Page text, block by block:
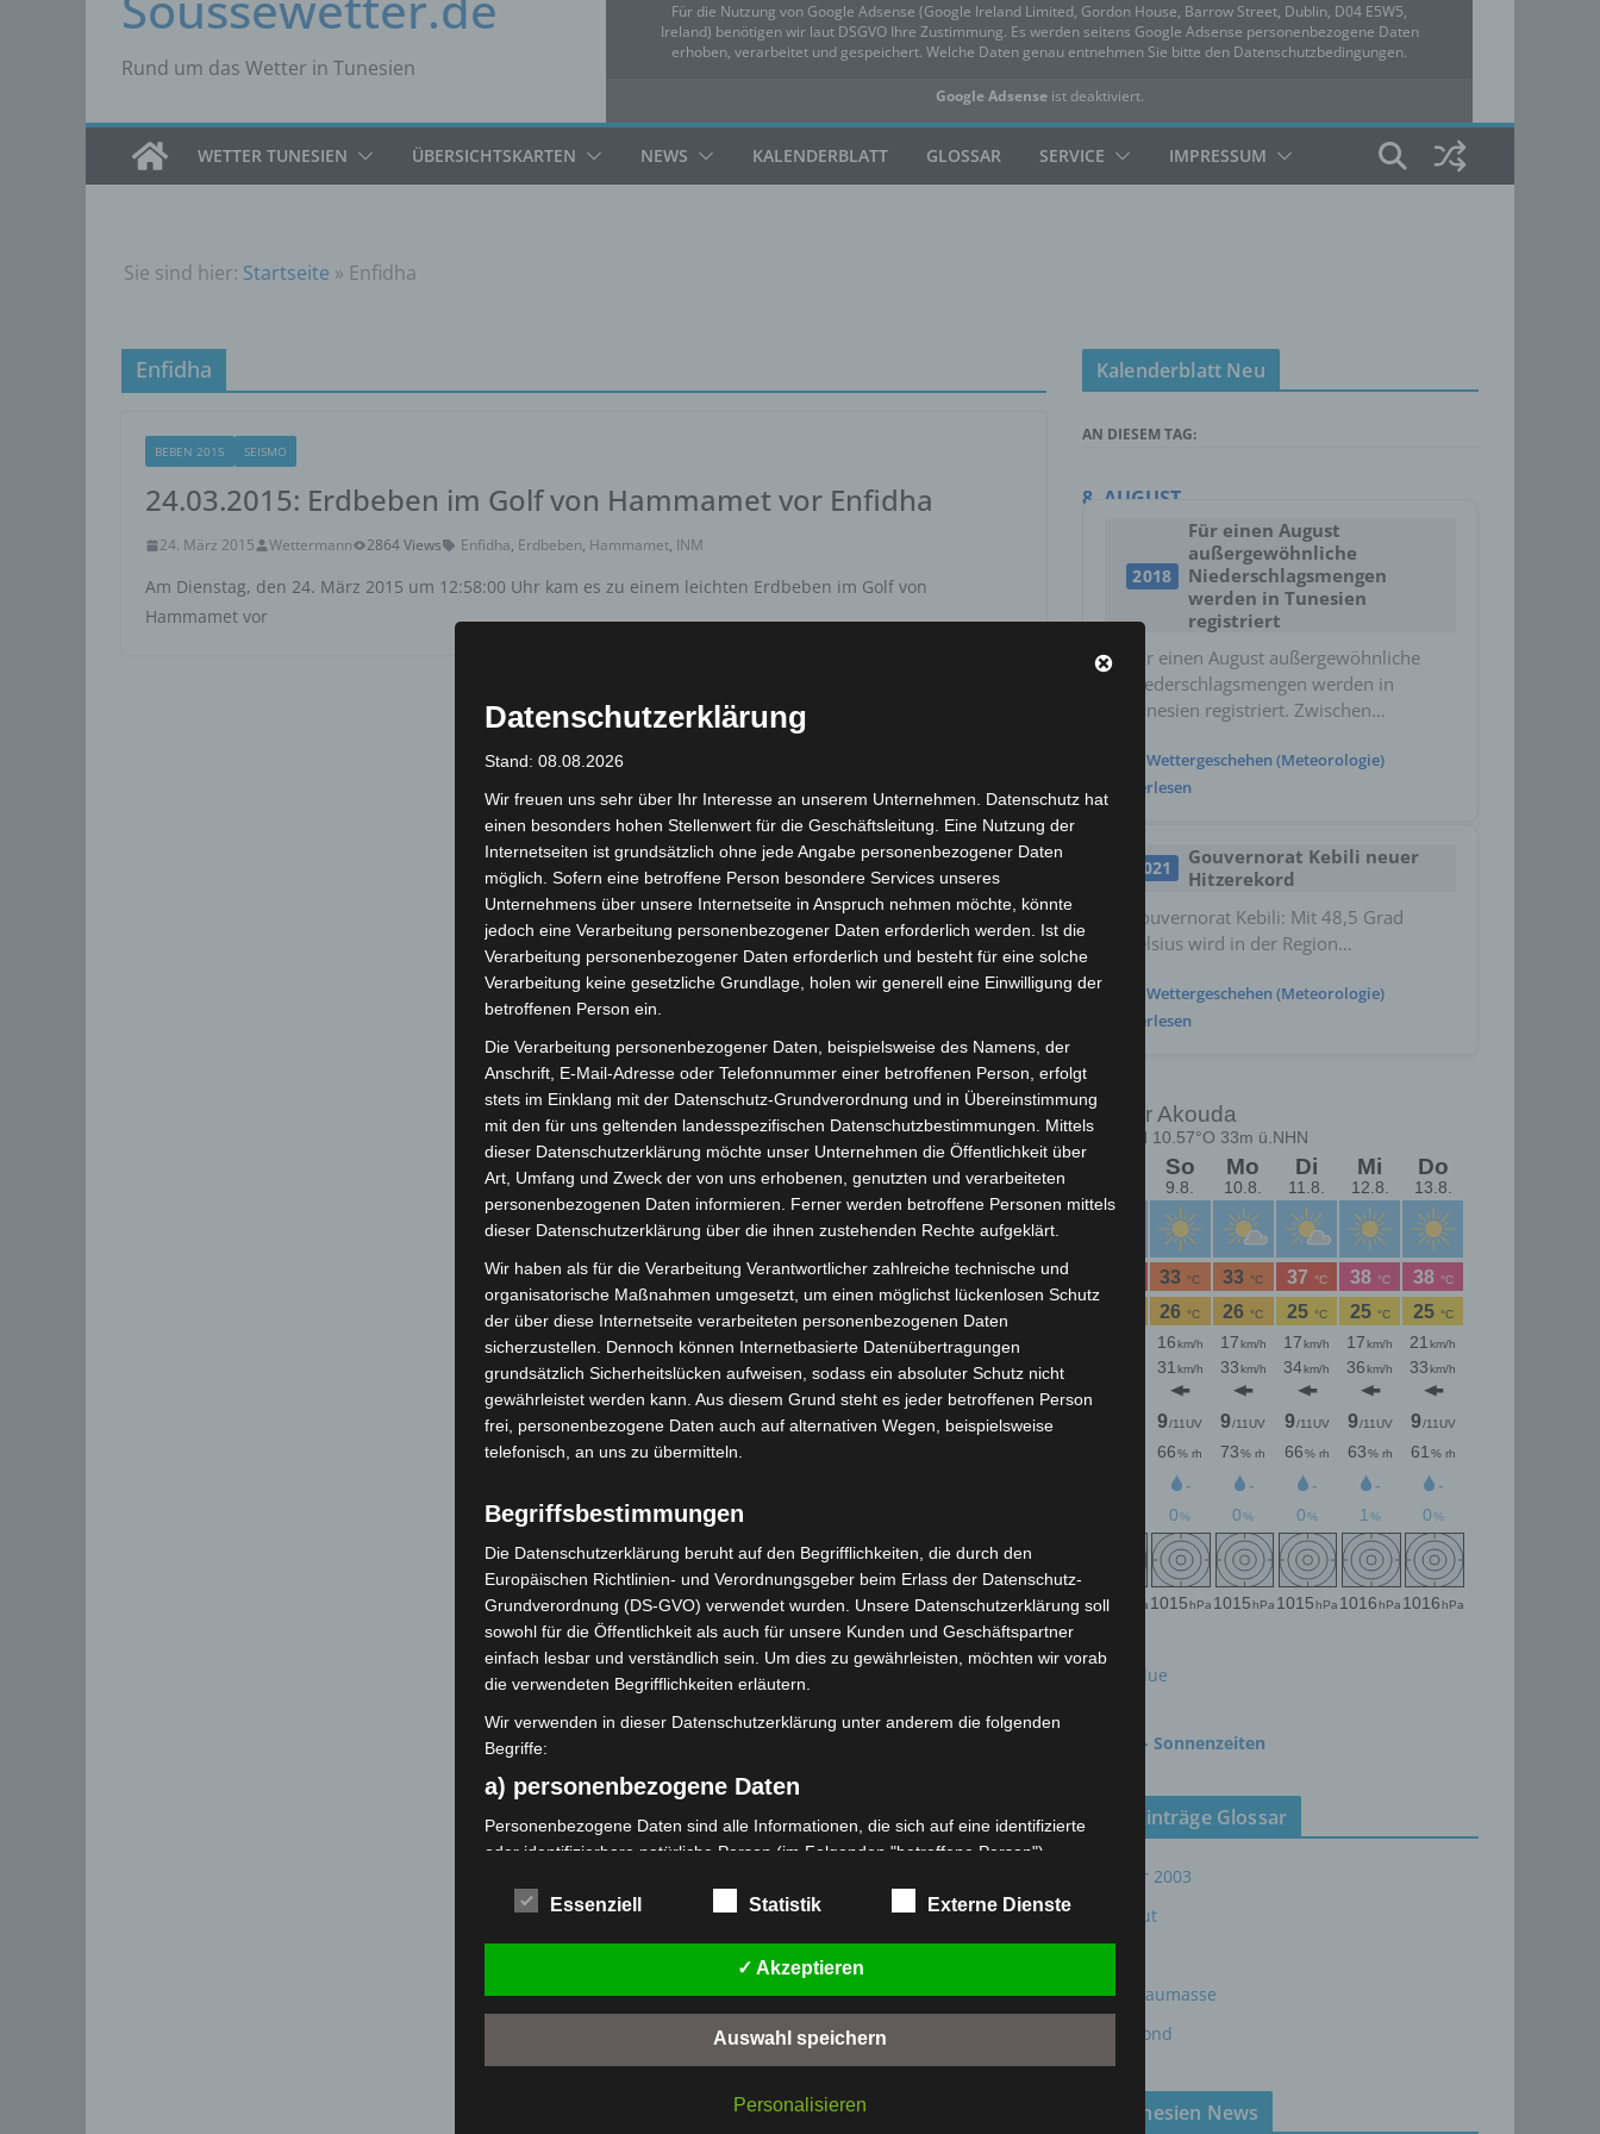
Rund um das Wetter in Tunesien
Für die Nutzung von Google Adsense (Google Ireland Limited, Gordon House, Barrow Street, Dublin, D04 E5W5,
Ireland) benötigen wir laut DSGVO Ihre Zustimmung. Es werden seitens Google Adsense personenbezogene Daten
erhoben, verarbeitet und gespeichert. Welche Daten genau entnehmen Sie bitte den Datenschutzbedingungen.
Google Adsenseist deaktiviert.
✓ Erlauben Datenschutzbedingungen
WETTER TUNESIEN ÜBERSICHTSKARTEN NEWS KALENDERBLATT GLOSSAR SERVICE IMPRESSUM
Sie sind hier: Startseite » Enfidha
Enfidha
BEBEN 2015 SEISMO
24.03.2015: Erdbeben im Golf von Hammamet vor Enfidha
24. März 2015 Wettermann 2864 Views Enfidha, Erdbeben, Hammamet, INM
Am Dienstag, den 24. März 2015 um 12:58:00 Uhr kam es zu einem leichten Erdbeben im Golf von
Hammamet vor
Kalenderblatt Neu
AN DIESEM TAG:
8. AUGUST
2018
Für einen August
außergewöhnliche
Niederschlagsmengen
werden in Tunesien
registriert
Für einen August außergewöhnliche
Niederschlagsmengen werden in
Tunesien registriert. Zwischen…
Wettergeschehen (Meteorologie)
Weiterlesen
2021
Gouvernorat Kebili neuer
Hitzerekord
Gouvernorat Kebili: Mit 48,5 Grad
Celsius wird in der Region…
Wettergeschehen (Meteorologie)
Weiterlesen
meteoblue
time.is - Sonnenzeiten
Neueinträge Glossar
Sommer 2003
Sturmflut
24P/Schaumasse
Wolfsmond
Tunesien News
Datenschutzerklärung
Stand: 08.08.2026
Wir freuen uns sehr über Ihr Interesse an unserem Unternehmen. Datenschutz hat
einen besonders hohen Stellenwert für die Geschäftsleitung. Eine Nutzung der
Internetseiten ist grundsätzlich ohne jede Angabe personenbezogener Daten
möglich. Sofern eine betroffene Person besondere Services unseres
Unternehmens über unsere Internetseite in Anspruch nehmen möchte, könnte
jedoch eine Verarbeitung personenbezogener Daten erforderlich werden. Ist die
Verarbeitung personenbezogener Daten erforderlich und besteht für eine solche
Verarbeitung keine gesetzliche Grundlage, holen wir generell eine Einwilligung der
betroffenen Person ein.
Die Verarbeitung personenbezogener Daten, beispielsweise des Namens, der
Anschrift, E-Mail-Adresse oder Telefonnummer einer betroffenen Person, erfolgt
stets im Einklang mit der Datenschutz-Grundverordnung und in Übereinstimmung
mit den für uns geltenden landesspezifischen Datenschutzbestimmungen. Mittels
dieser Datenschutzerklärung möchte unser Unternehmen die Öffentlichkeit über
Art, Umfang und Zweck der von uns erhobenen, genutzten und verarbeiteten
personenbezogenen Daten informieren. Ferner werden betroffene Personen mittels
dieser Datenschutzerklärung über die ihnen zustehenden Rechte aufgeklärt.
Wir haben als für die Verarbeitung Verantwortlicher zahlreiche technische und
organisatorische Maßnahmen umgesetzt, um einen möglichst lückenlosen Schutz
der über diese Internetseite verarbeiteten personenbezogenen Daten
sicherzustellen. Dennoch können Internetbasierte Datenübertragungen
grundsätzlich Sicherheitslücken aufweisen, sodass ein absoluter Schutz nicht
gewährleistet werden kann. Aus diesem Grund steht es jeder betroffenen Person
frei, personenbezogene Daten auch auf alternativen Wegen, beispielsweise
telefonisch, an uns zu übermitteln.
Begriffsbestimmungen
Die Datenschutzerklärung beruht auf den Begrifflichkeiten, die durch den
Europäischen Richtlinien- und Verordnungsgeber beim Erlass der Datenschutz-
Grundverordnung (DS-GVO) verwendet wurden. Unsere Datenschutzerklärung soll
sowohl für die Öffentlichkeit als auch für unsere Kunden und Geschäftspartner
einfach lesbar und verständlich sein. Um dies zu gewährleisten, möchten wir vorab
die verwendeten Begrifflichkeiten erläutern.
Wir verwenden in dieser Datenschutzerklärung unter anderem die folgenden
Begriffe:
a) personenbezogene Daten
Personenbezogene Daten sind alle Informationen, die sich auf eine identifizierte
oder identifizierbare natürliche Person (im Folgenden "betroffene Person")
indirekt, insbesondere mittels Zuordnung zu einer Kennung wie einem Namen, zu
oder mehreren besonderen Merkmalen, die Ausdruck der physischen,
physiologischen, genetischen, psychischen, wirtschaftlichen, kulturellen oder
b) betroffene Person
deren personenbezogene Daten von dem für die Verarbeitung Verantwortlichen
Essenziell Statistik Externe Dienste
✓ Akzeptieren
Auswahl speichern
Personalisieren